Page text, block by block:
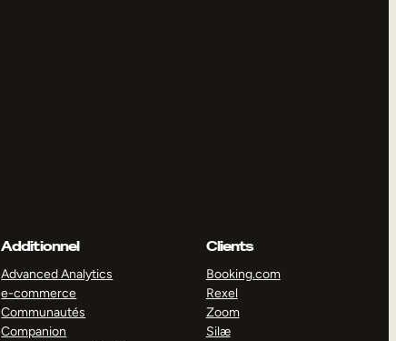
Additionnel
Advanced Analytics
e-commerce
Communautés
Companion
Clients
Booking.com
Rexel
Zoom
Silæ